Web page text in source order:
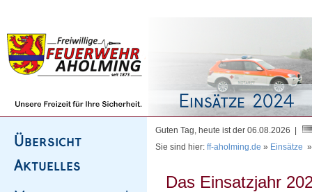
Guten Tag, heute ist der 06.08.2026 |
Sie sind hier: ff-aholming.de » Einsätze
Das Einsatzjahr